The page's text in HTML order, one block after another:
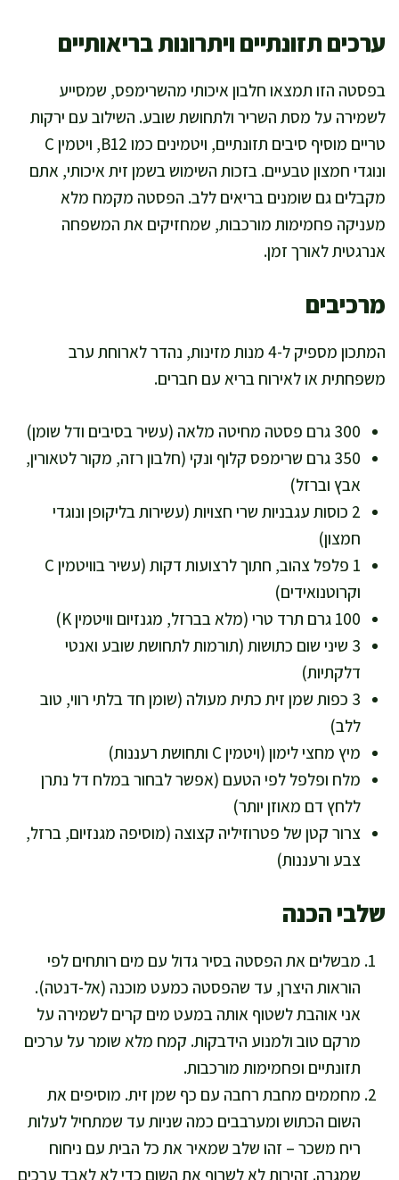
ערכים תזונתיים ויתרונות בריאותיים
בפסטה הזו תמצאו חלבון איכותי מהשרימפס, שמסייע
לשמירה על מסת השריר ולתחושת שובע. השילוב עם ירקות
טריים מוסיף סיבים תזונתיים, ויטמינים כמו B12, ויטמין C
ונוגדי חמצון טבעיים. בזכות השימוש בשמן זית איכותי, אתם
מקבלים גם שומנים בריאים ללב. הפסטה מקמח מלא
מעניקה פחמימות מורכבות, שמחזיקים את המשפחה
אנרגטית לאורך זמן.
מרכיבים
המתכון מספיק ל-4 מנות מזינות, נהדר לארוחת ערב
משפחתית או לאירוח בריא עם חברים.
300 גרם פסטה מחיטה מלאה (עשיר בסיבים ודל שומן)
350 גרם שרימפס קלוף ונקי (חלבון רזה, מקור לטאורין,
אבץ וברזל)
2 כוסות עגבניות שרי חצויות (עשירות בליקופן ונוגדי
חמצון)
1 פלפל צהוב, חתוך לרצועות דקות (עשיר בוויטמין C
וקרוטנואידים)
100 גרם תרד טרי (מלא בברזל, מגנזיום וויטמין K)
3 שיני שום כתושות (תורמות לתחושת שובע ואנטי
דלקתיות)
3 כפות שמן זית כתית מעולה (שומן חד בלתי רווי, טוב
ללב)
מיץ מחצי לימון (ויטמין C ותחושת רעננות)
מלח ופלפל לפי הטעם (אפשר לבחור במלח דל נתרן
ללחץ דם מאוזן יותר)
צרור קטן של פטרוזיליה קצוצה (מוסיפה מגנזיום, ברזל,
צבע ורעננות)
שלבי הכנה
מבשלים את הפסטה בסיר גדול עם מים רותחים לפי
הוראות היצרן, עד שהפסטה כמעט מוכנה (אל-דנטה).
אני אוהבת לשטוף אותה במעט מים קרים לשמירה על
מרקם טוב ולמנוע הידבקות. קמח מלא שומר על ערכים
תזונתיים ופחמימות מורכבות.
מחממים מחבת רחבה עם כף שמן זית. מוסיפים את
השום הכתוש ומערבבים כמה שניות עד שמתחיל לעלות
ריח משכר – זהו שלב שמאיר את כל הבית עם ניחוח
שמגרה. זהירות לא לשרוף את השום כדי לא לאבד ערכים